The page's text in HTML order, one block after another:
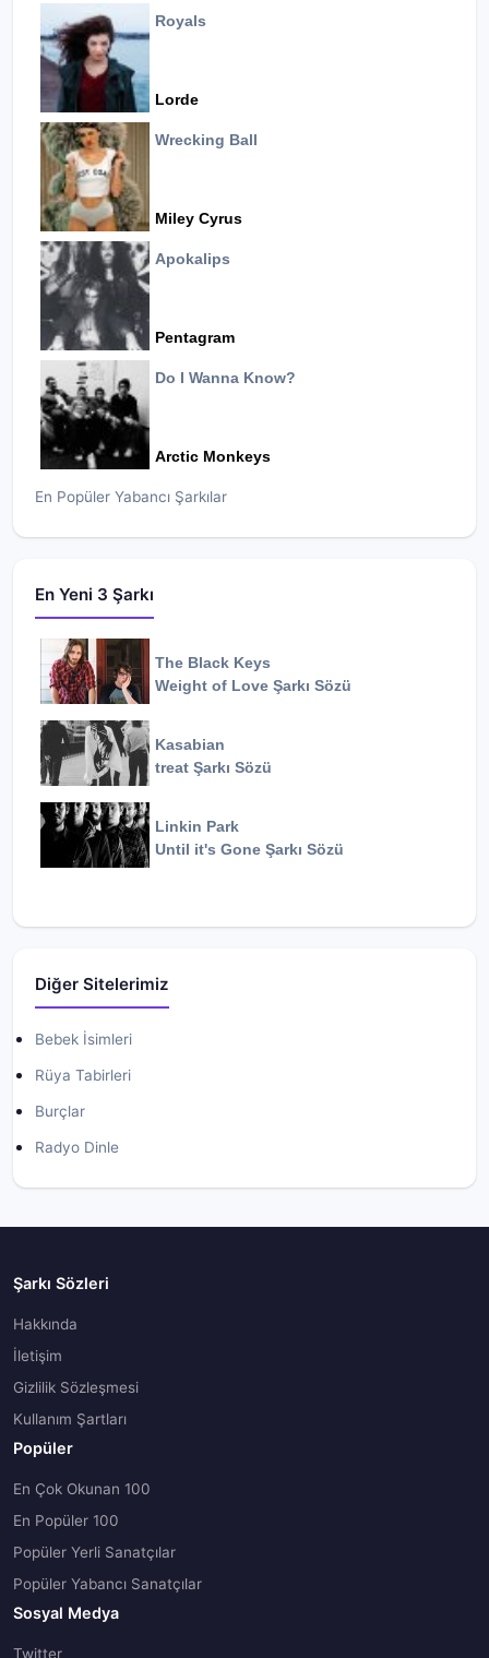
Royals
Lorde
Wrecking Ball
Miley Cyrus
Apokalips
Pentagram
Do I Wanna Know?
Arctic Monkeys
En Popüler Yabancı Şarkılar
En Yeni 3 Şarkı
The Black Keys
Weight of Love Şarkı Sözü
Kasabian
treat Şarkı Sözü
Linkin Park
Until it's Gone Şarkı Sözü
Diğer Sitelerimiz
Bebek İsimleri
Rüya Tabirleri
Burçlar
Radyo Dinle
Şarkı Sözleri
Hakkında
İletişim
Gizlilik Sözleşmesi
Kullanım Şartları
Popüler
En Çok Okunan 100
En Popüler 100
Popüler Yerli Sanatçılar
Popüler Yabancı Sanatçılar
Sosyal Medya
Twitter